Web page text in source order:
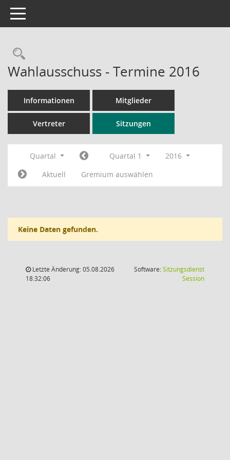
Toggle navigation
Rechercheauswahl
Wahlausschuss - Termine 2016
Informationen Mitglieder
Vertreter Sitzungen
Quartal Quartal 1
2016
Aktuell
Gremium auswählen
Keine Daten gefunden.
Letzte Änderung: 05.08.2026
18:32:06
Software:Sitzungsdienst
Session(Wird in